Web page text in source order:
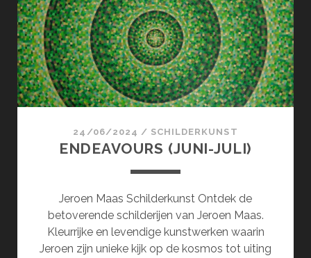
24/06/2024 / SCHILDERKUNST
ENDEAVOURS (JUNI-JULI)
Jeroen Maas Schilderkunst Ontdek de
betoverende schilderijen van Jeroen Maas.
Kleurrijke en levendige kunstwerken waarin
Jeroen zijn unieke kijk op de kosmos tot uiting